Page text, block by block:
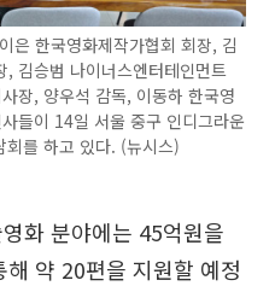
은 한국영화제작가협회 회장, 김
, 김승범 나이너스엔터테인먼트
장, 양우석 감독, 이동하 한국영
들이 14일 서울 중구 인디그라운
를 하고 있다. (뉴시스)
화 분야에는 45억원을
약 20편을 지원할 예정